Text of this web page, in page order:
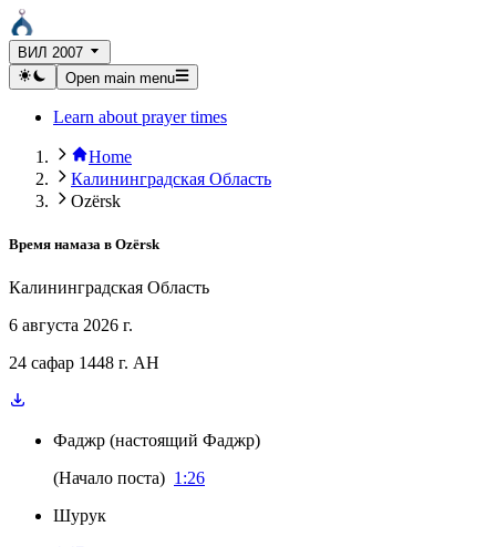
ВИЛ 2007
Open main menu
Learn about prayer times
Home
Калининградская Область
Ozërsk
Время намаза в Ozërsk
Калининградская Область
6 августа 2026 г.
24 сафар 1448 г. AH
Фаджр (настоящий Фаджр)
(Начало поста) 1:26
Шурук